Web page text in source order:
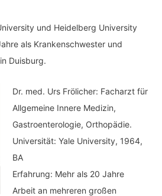
und Heidelberg University
als Krankenschwester und
Duisburg.
Dr. med. Urs Frölicher: Facharzt für
Allgemeine Innere Medizin,
Gastroenterologie, Orthopädie.
Universität: Yale University, 1964,
BA
Erfahrung: Mehr als 20 Jahre
Arbeit an mehreren großen